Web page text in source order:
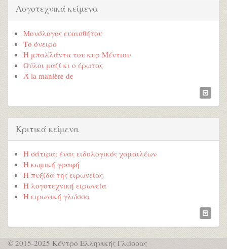
Λογοτεχνικά κείμενα
Μονόλογος ευαισθήτου
Το όνειρο
Η μπαλλάντα του κυρ Μέντιου
Ούλοι μαζί κι ο έρωτας
Ά la manière de
Κριτικά κείμενα
Η σάτιρα: ένας ειδολογικός χαμαιλέων
Η κωμική γραφή
Η πυξίδα της ειρωνείας
Η λογοτεχνική ειρωνεία
Η ειρωνική γλώσσα
© 2015-2025 Κέντρο Ελληνικής Γλώσσας